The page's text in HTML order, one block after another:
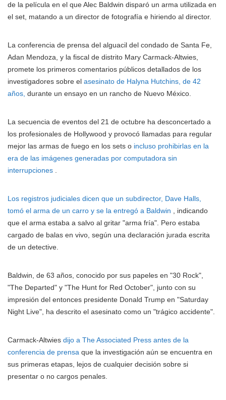
de la película en el que Alec Baldwin disparó un arma utilizada en
el set, matando a un director de fotografía e hiriendo al director.
La conferencia de prensa del alguacil del condado de Santa Fe,
Adan Mendoza, y la fiscal de distrito Mary Carmack-Altwies,
promete los primeros comentarios públicos detallados de los
investigadores sobre el asesinato de Halyna Hutchins, de 42
años, durante un ensayo en un rancho de Nuevo México.
La secuencia de eventos del 21 de octubre ha desconcertado a
los profesionales de Hollywood y provocó llamadas para regular
mejor las armas de fuego en los sets o incluso prohibirlas en la
era de las imágenes generadas por computadora sin
interrupciones
Los registros judiciales dicen que un subdirector, Dave Halls,
tomó el arma de un carro y se la entregó a Baldwin , indicando
que el arma estaba a salvo al gritar "arma fría". Pero estaba
cargado de balas en vivo, según una declaración jurada escrita
de un detective.
Baldwin, de 63 años, conocido por sus papeles en "30 Rock",
"The Departed" y "The Hunt for Red October", junto con su
impresión del entonces presidente Donald Trump en "Saturday
Night Live", ha descrito el asesinato como un "trágico accidente".
Carmack-Altwies dijo a The Associated Press antes de la
conferencia de prensa que la investigación aún se encuentra en
sus primeras etapas, lejos de cualquier decisión sobre si
presentar o no cargos penales.